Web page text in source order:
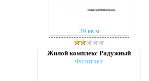
39 кв.м
Жилой комплекс Радужный
Фототчет